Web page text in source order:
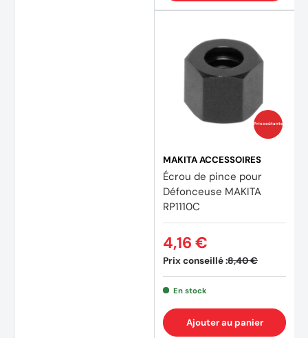
Prix coûtants
MAKITA ACCESSOIRES
Écrou de pince pour
Défonceuse MAKITA
RP1110C
Prix conseillé :8,40 €
4,16 €
En stock
Ajouter au panier